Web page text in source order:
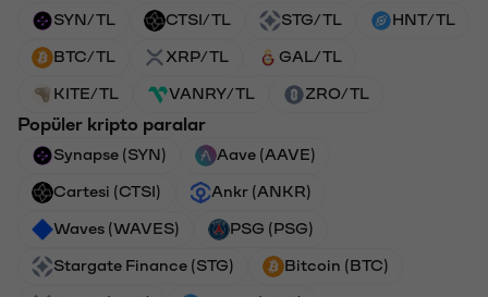
SYN/TL CTSI/TL STG/TL HNT/TL
BTC/TL XRP/TL GAL/TL
KITE/TL VANRY/TL ZRO/TL
Popüler kripto paralar
Synapse (SYN) Aave (AAVE)
Cartesi (CTSI) Ankr (ANKR)
Waves (WAVES) PSG (PSG)
Stargate Finance (STG) Bitcoin (BTC)